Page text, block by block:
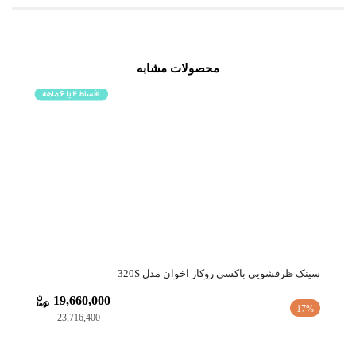
محصولات مشابه
سینک ظرفشویی باکسی روکار اخوان مدل 320S
17%
23,716,400
19,660,000